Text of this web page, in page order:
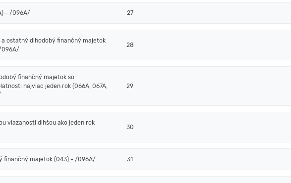
- /096A/ 27
a ostatný dlhodobý finančný majetok
096A/
28
finančný majetok so
najviac jeden rok (066A, 067A,
29
viazanosti dlhšou ako jeden rok
30
finančný majetok (043) - /096A/ 31